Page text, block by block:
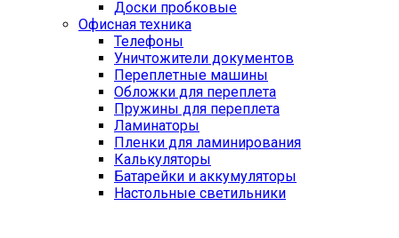
Доски пробковые
Офисная техника
Телефоны
Уничтожители документов
Переплетные машины
Обложки для переплета
Пружины для переплета
Ламинаторы
Пленки для ламинирования
Калькуляторы
Батарейки и аккумуляторы
Настольные светильники